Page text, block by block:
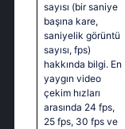
sayısı (bir saniye
başına kare,
saniyelik görüntü
sayısı, fps)
hakkında bilgi. En
yaygın video
çekim hızları
arasında 24 fps,
25 fps, 30 fps ve